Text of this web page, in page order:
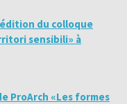
du colloque
sensibili» à
ProArch «Les formes